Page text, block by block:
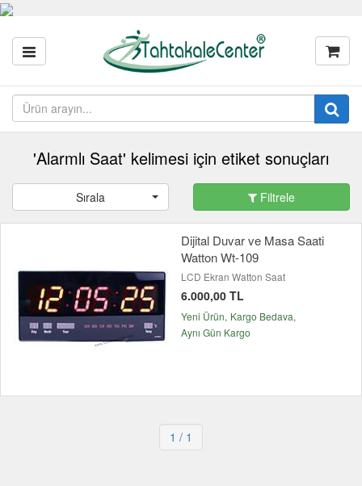
'Alarmlı Saat' kelimesi için etiket sonuçları
Sırala Filtrele
Dijital Duvar ve Masa Saati
Watton Wt-109
LCD Ekran Watton Saat
6.000,00 TL
Yeni Ürün Kargo Bedava
Aynı Gün Kargo
1 / 1